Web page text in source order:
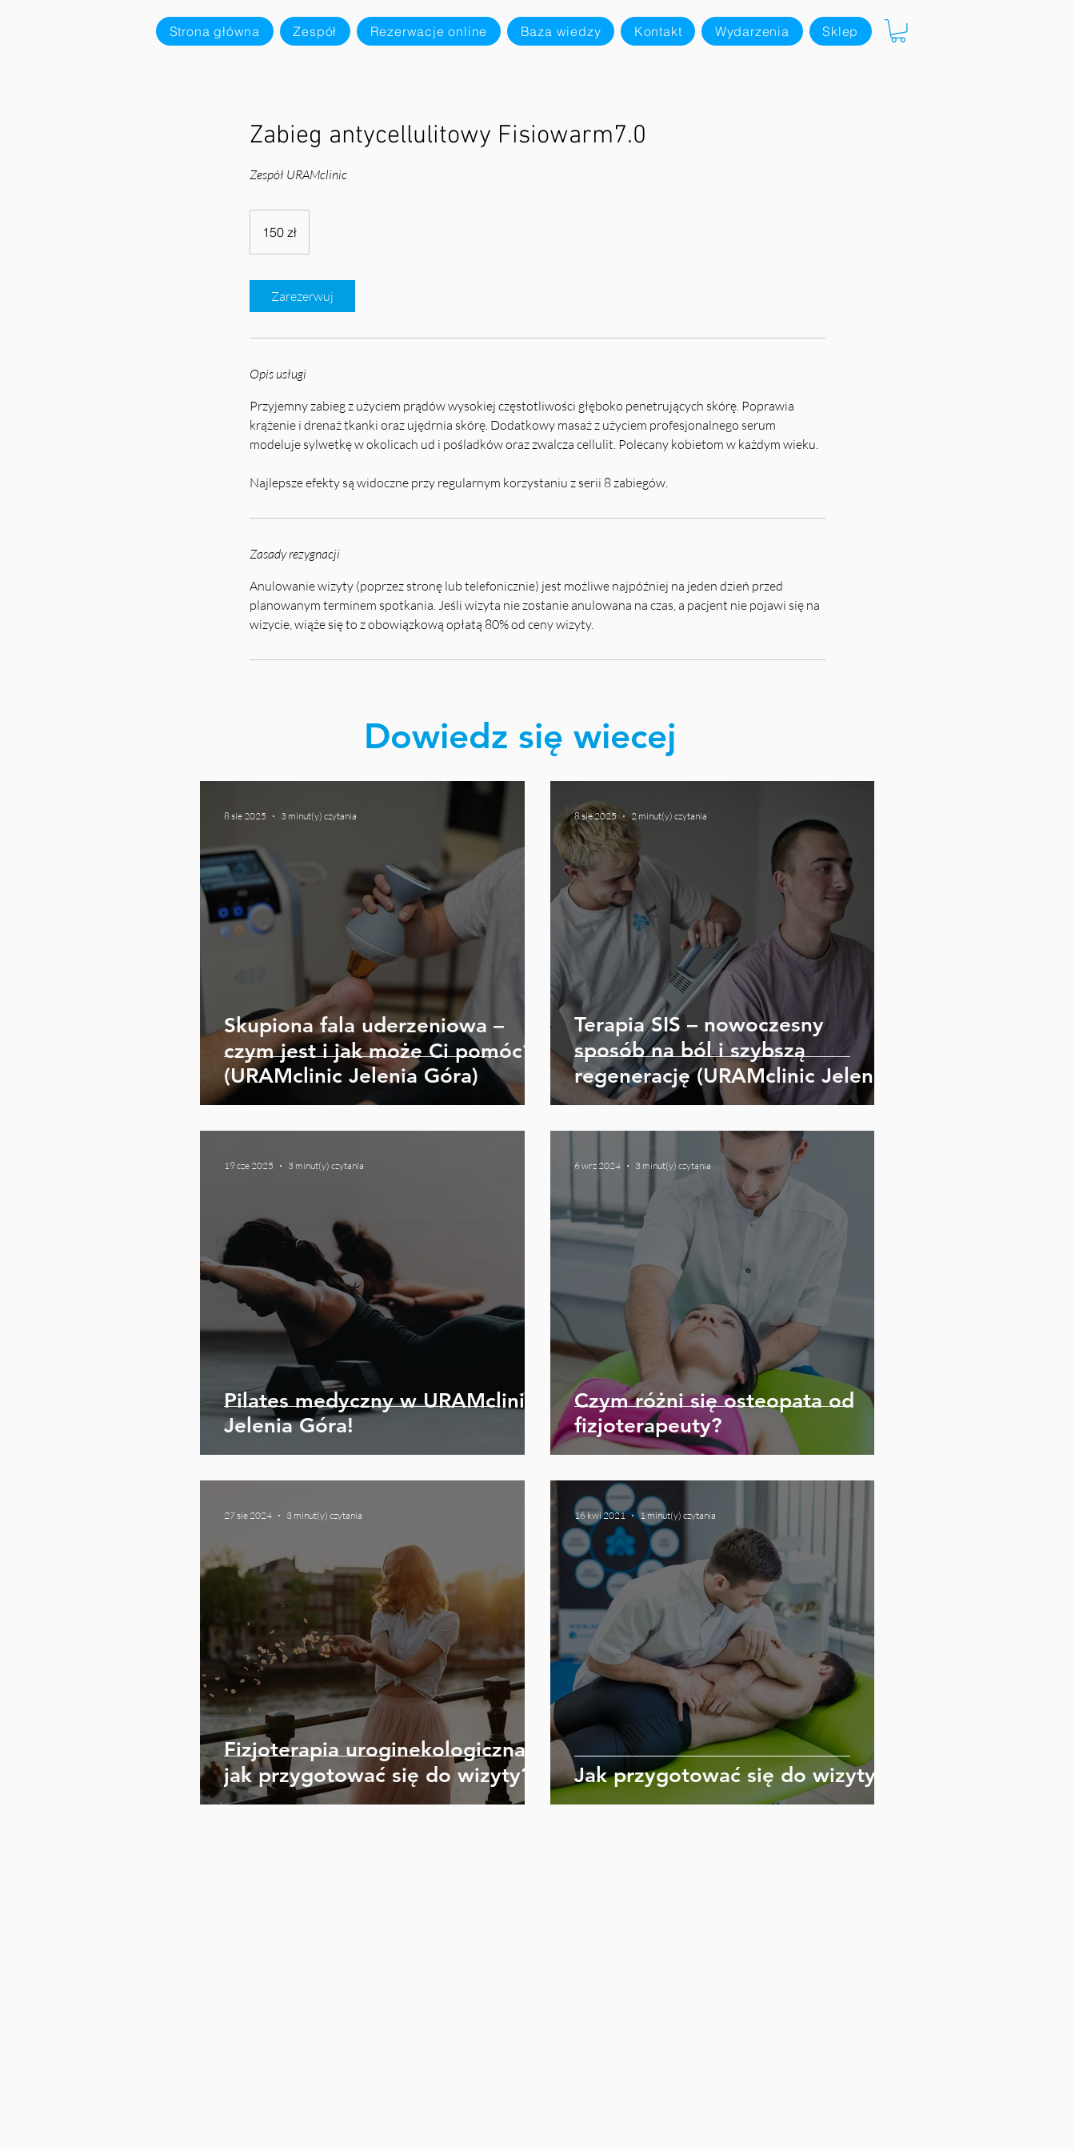
Strona główna Zespół Rezerwacje online Baza wiedzy Kontakt Wydarzenia Sklep
Zabieg antycellulitowy Fisiowarm7.0
Zespół URAMclinic
polskich
150 zł
Zarezerwuj
Opis usługi
Przyjemny zabieg z użyciem prądów wysokiej częstotliwości głęboko penetrujących skórę. Poprawia
krążenie i drenaż tkanki oraz ujędrnia skórę. Dodatkowy masaż z użyciem profesjonalnego serum
modeluje sylwetkę w okolicach ud i pośladków oraz zwalcza cellulit. Polecany kobietom w każdym wieku.
Najlepsze efekty są widoczne przy regularnym korzystaniu z serii 8 zabiegów.
Zasady rezygnacji
Anulowanie wizyty (poprzez stronę lub telefonicznie) jest możliwe najpóźniej na jeden dzień przed
planowanym terminem spotkania. Jeśli wizyta nie zostanie anulowana na czas, a pacjent nie pojawi się na
Dowiedz się wiecej
Skupiona fala uderzeniowa –
czym jest i jak może Ci pomóc?
(URAMclinic Jelenia Góra)
8 sie 2025 3 minut(y) czytania
Terapia SIS – nowoczesny
sposób na ból i szybszą
regenerację (URAMclinic Jelenia
Góra)
8 sie 2025 2 minut(y) czytania
Pilates medyczny w URAMclinic
Jelenia Góra!
19 cze 2025 3 minut(y) czytania
Czym różni się osteopata od
fizjoterapeuty?
6 wrz 2024 3 minut(y) czytania
Fizjoterapia uroginekologiczna -
jak przygotować się do wizyty?
27 sie 2024 3 minut(y) czytania
Jak przygotować się do wizyty?
16 kwi 2021 1 minut(y) czytania